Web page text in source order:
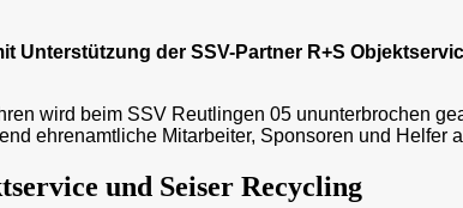
Unterstützung der SSV-Partner R+S
wird beim SSV Reutlingen 05 ununterbrochen
ehrenamtliche Mitarbeiter, Sponsoren und
und Seiser Recycling